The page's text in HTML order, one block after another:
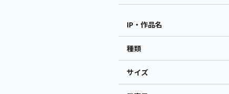
IP・作品名
種類
サイズ